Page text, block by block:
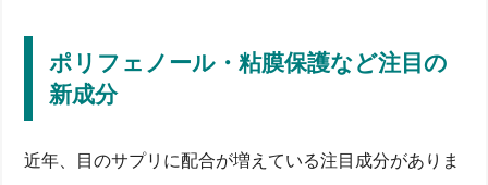
ポリフェノール・粘膜保護など注目の
新成分
近年、目のサプリに配合が増えている注目成分がありま